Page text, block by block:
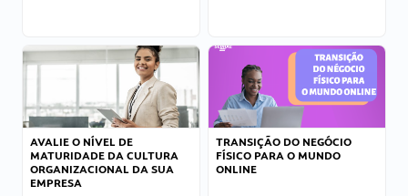
AVALIE O NÍVEL DE
MATURIDADE DA CULTURA
ORGANIZACIONAL DA SUA
EMPRESA
TRANSIÇÃO DO NEGÓCIO
FÍSICO PARA O MUNDO
ONLINE